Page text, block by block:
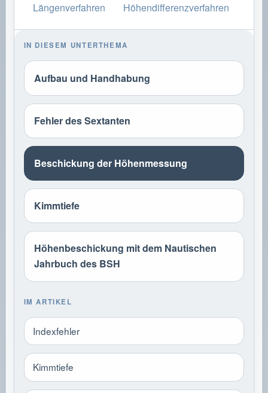
Längenverfahren
Höhendifferenzverfahren
IN DIESEM UNTERTHEMA
Aufbau und Handhabung
Fehler des Sextanten
Beschickung der Höhenmessung
Kimmtiefe
Höhenbeschickung mit dem Nautischen
Jahrbuch des BSH
IM ARTIKEL
Indexfehler
Kimmtiefe